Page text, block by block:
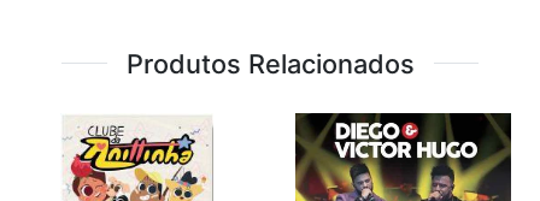
Produtos Relacionados